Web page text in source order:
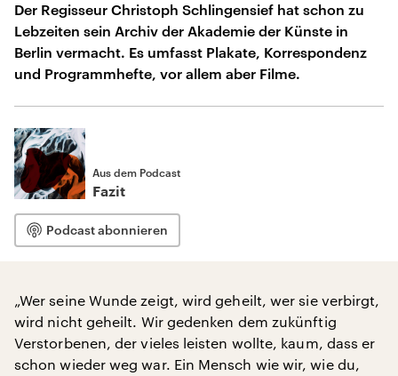
Der Regisseur Christoph Schlingensief hat schon zu
Lebzeiten sein Archiv der Akademie der Künste in
Berlin vermacht. Es umfasst Plakate, Korrespondenz
und Programmhefte, vor allem aber Filme.
Aus dem Podcast
Fazit
Podcast abonnieren
„Wer seine Wunde zeigt, wird geheilt, wer sie verbirgt,
wird nicht geheilt. Wir gedenken dem zukünftig
Verstorbenen, der vieles leisten wollte, kaum, dass er
schon wieder weg war. Ein Mensch wie wir, wie du,